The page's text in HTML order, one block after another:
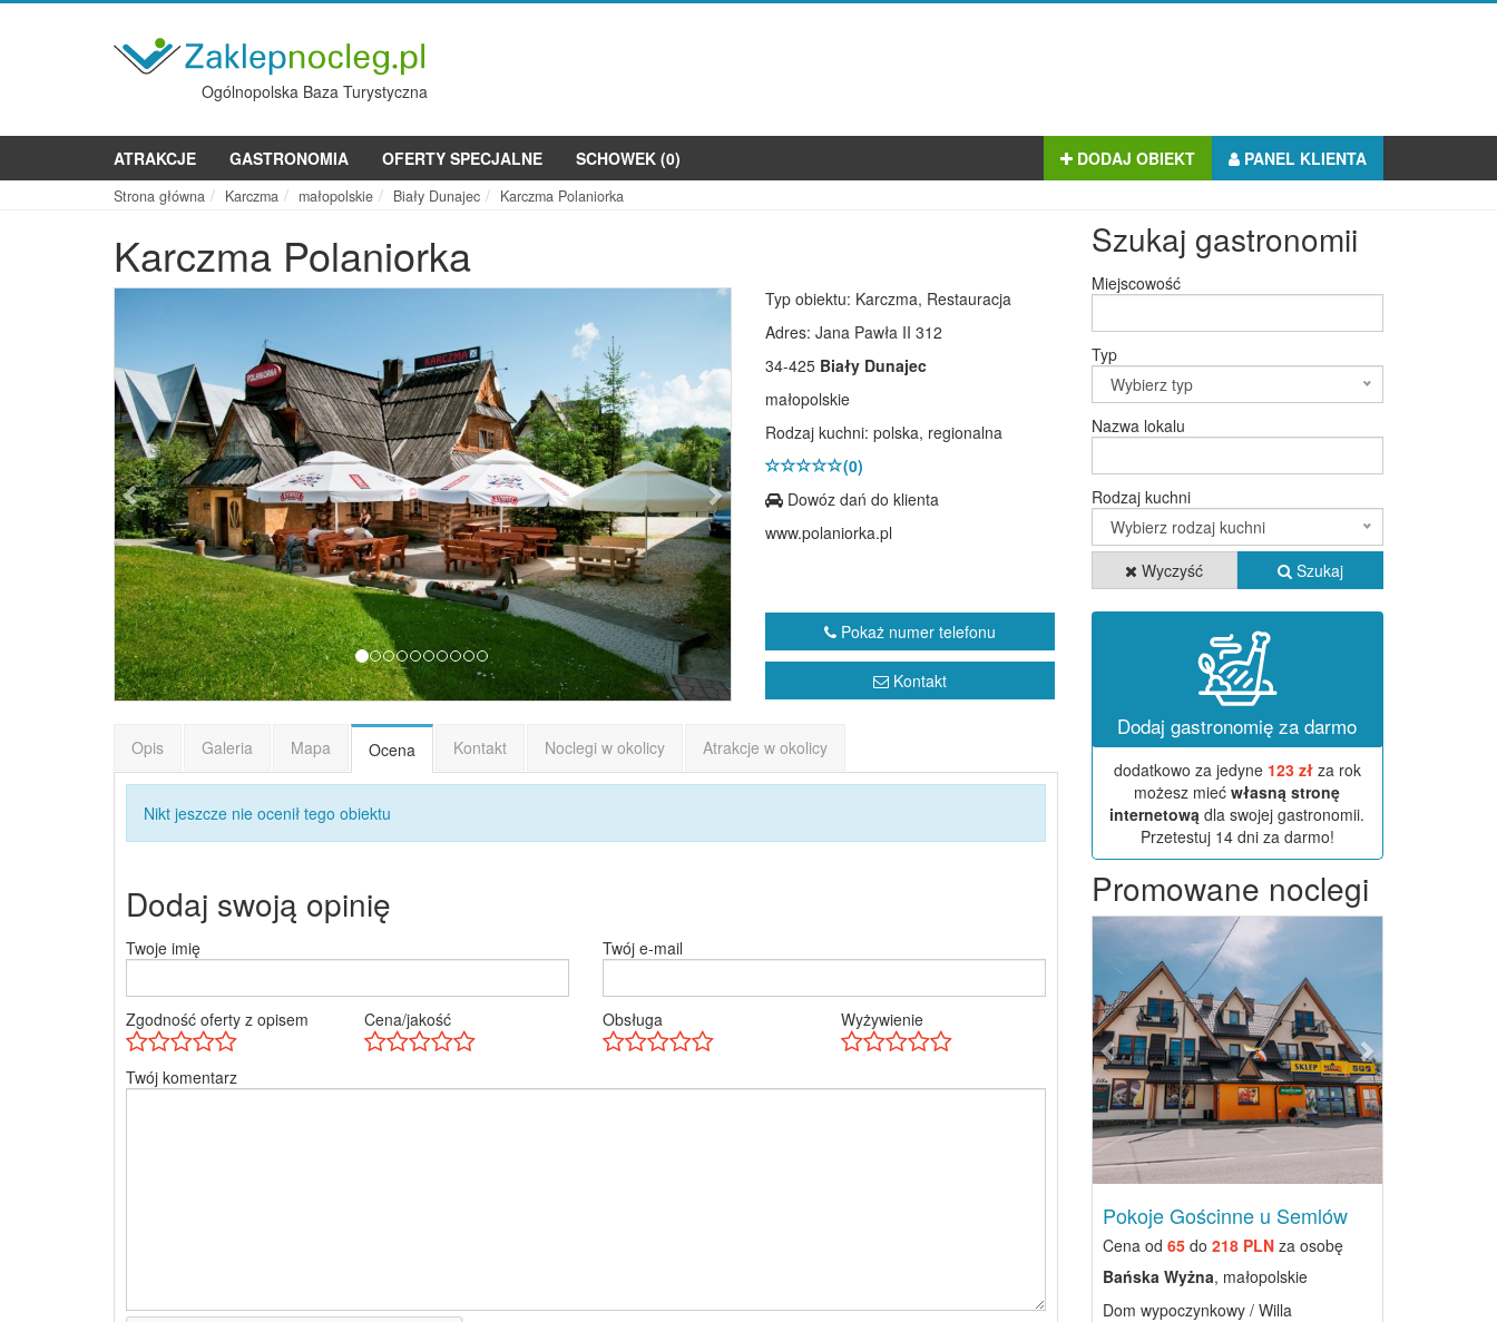
Ogólnopolska Baza Turystyczna
ATRAKCJE GASTRONOMIA OFERTY SPECJALNE SCHOWEK (0) DODAJ OBIEKT PANEL KLIENTA
Strona główna Karczma małopolskie Biały Dunajec Karczma Polaniorka
Karczma Polaniorka
NastępneTyp obiektu: Karczma, Restauracja
Adres: Jana Pawła II 312
34-425 Biały Dunajec
małopolskie
Rodzaj kuchni: polska, regionalna
(0)
Dowóz dań do klienta
www.polaniorka.pl
Pokaż numer telefonu
Kontakt
Opis Galeria Mapa Ocena Kontakt Noclegi w okolicy Atrakcje w okolicy
Nikt jeszcze nie ocenił tego obiektu
Dodaj swoją opinię
Twoje imię Twój e-mail
Zgodność oferty z opisem Cena/jakość Obsługa Wyżywienie
Twój komentarz
Szukaj gastronomii
Miejscowość
Typ
Wybierz typ
Nazwa lokalu
Rodzaj kuchni
Wybierz rodzaj kuchni
Wyczyść
Szukaj
Dodaj gastronomię za darmo
dodatkowo za jedyne 123 złza rok
możesz miećwłasną stronę
internetową dla swojej gastronomii.
Przetestuj 14 dni za darmo!
Promowane noclegi
Previous
Pokoje Gościnne u Semlów
Cena od 65do 218 PLNza osobę
Bańska Wyżna, małopolskie
Dom wypoczynkowy / Willa